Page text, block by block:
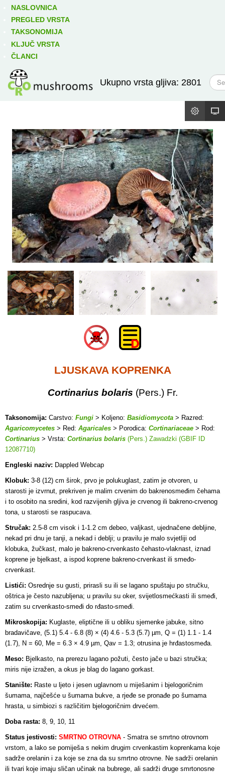
NASLOVNICA
PREGLED VRSTA
TAKSONOMIJA
KLJUČ VRSTA
ČLANCI
Ukupno vrsta gljiva: 2801
T
r
ž
LJUSKAVA KOPRENKA
Cortinarius bolaris (Pers.) Fr.
Taksonomija: Carstvo: Fungi > Koljeno: Basidiomycota > Razred:
Agaricomycetes > Red: Agaricales > Porodica: Cortinariaceae > Rod:
Cortinarius > Vrsta: Cortinarius bolaris (Pers.) Zawadzki (GBIF ID
12087710)
Engleski naziv: Dappled Webcap
Klobuk: 3-8 (12) cm širok, prvo je polukuglast, zatim je otvoren, u
starosti je izvrnut, prekriven je malim crvenim do bakrenosmeđim čehama
i to osobito na sredini, kod razvijenih gljiva je crvenog ili bakreno-crvenog
tona, u starosti se raspucava.
Stručak: 2.5-8 cm visok i 1-1.2 cm debeo, valjkast, ujednačene debljine,
nekad pri dnu je tanji, a nekad i deblji; u pravilu je malo svjetliji od
klobuka, žučkast, malo je bakreno-crvenkasto čehasto-vlaknast, iznad
koprene je bjelkast, a ispod koprene bakreno-crvenkast ili smeđo-
crvenkast.
Listići: Osrednje su gusti, prirasli su ili se lagano spuštaju po stručku,
oštrica je često nazubljena; u pravilu su oker, svijetlosmećkasti ili smeđi,
zatim su crvenkasto-smeđi do rđasto-smeđi.
Mikroskopija: Kuglaste, eliptične ili u obliku sjemenke jabuke, sitno
bradavičave, (5.1) 5.4 - 6.8 (8) × (4) 4.6 - 5.3 (5.7) µm, Q = (1) 1.1 - 1.4
(1.7), N = 60, Me = 6.3 × 4.9 µm, Qav = 1.3; otrusina je hrđastosmeđa.
Meso: Bjelkasto, na prerezu lagano požuti, često jače u bazi stručka;
miris nije izražen, a okus je blag do lagano gorkast.
Stanište: Raste u ljeto i jesen uglavnom u miješanim i bjelogoričnim
šumama, najčešće u šumama bukve, a rjeđe se pronađe po šumama
hrasta, u simbiozi s različitim bjelogoričnim drvećem.
Doba rasta: 8, 9, 10, 11
Status jestivosti: SMRTNO OTROVNA - Smatra se smrtno otrovnom
vrstom, a lako se pomiješa s nekim drugim crvenkastim koprenkama koje
sadrže orelanin i za koje se zna da su smrtno otrovne. Ne sadrži orelanin
ili tvari koje imaju sličan učinak na bubrege, ali sadrži druge smrtonosne
Izravno podređene niže takse: